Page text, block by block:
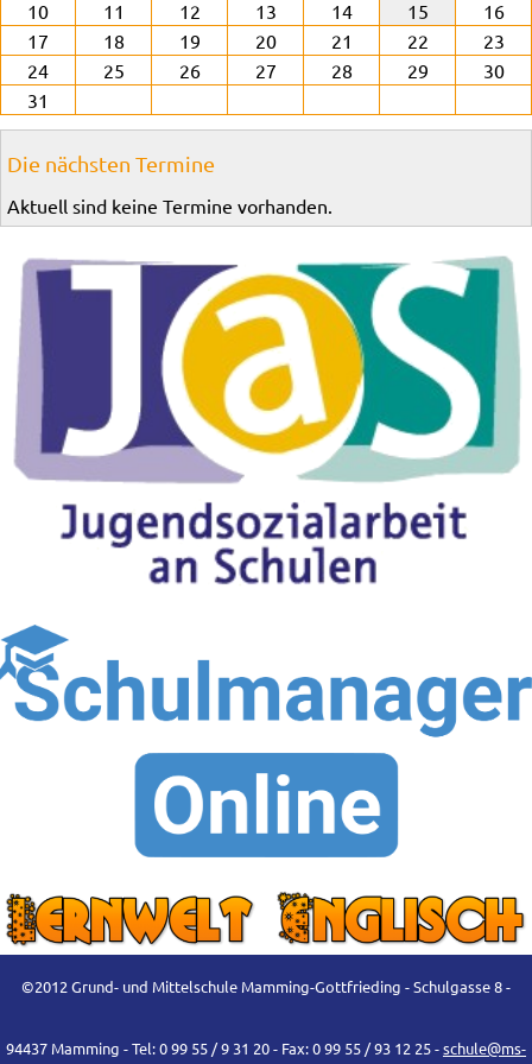
10
11 12 13 14 15
16
17
18 19 20 21 22
23
24
25 26 27 28 29
30
31
Die nächsten Termine
Aktuell sind keine Termine vorhanden.
©2012 Grund- und Mittelschule Mamming-Gottfrieding - Schulgasse 8 -
94437 Mamming - Tel: 0 99 55 / 9 31 20 - Fax: 0 99 55 / 93 12 25 -schule@ms-